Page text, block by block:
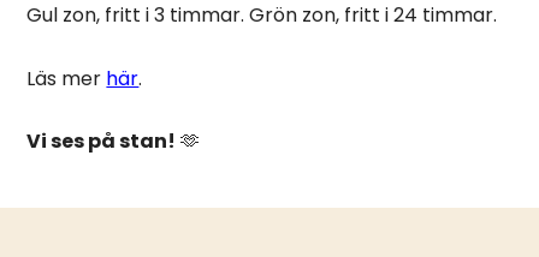
Gul zon, fritt i 3 timmar. Grön zon, fritt i 24 timmar.
Läs mer här.
Vi ses på stan! 🫶